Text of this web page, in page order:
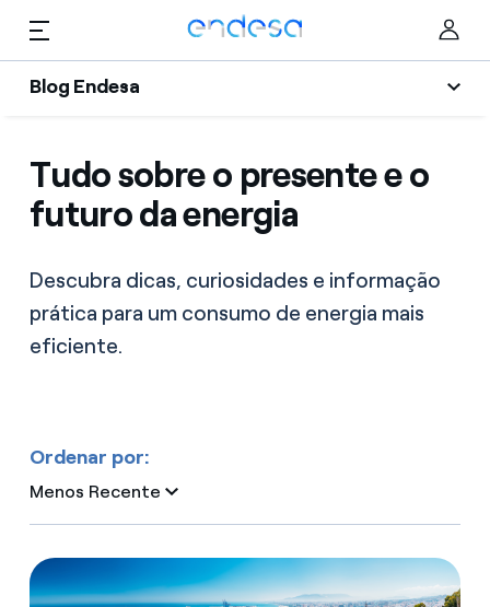
Blog Endesa
Mobilidade
Inovação
Poupança
ParticularesSelected item
Negócios
Corporate
Tudo sobre o presente e o
futuro da energia
Descubra dicas, curiosidades e informação
prática para um consumo de energia mais
eficiente.
Ordenar por:
Menos Recente